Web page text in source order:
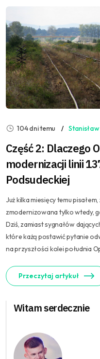
104 dni temu
Część 2: Dlaczego
modernizacji linii
Podsudeckiej
Już kilka miesięcy temu
zmodernizowana tylko wtedy,
Dziś, zamiast sygnałów
które każą postawić pytanie
na przyszłości kolei południa
Przeczytaj artykuł
Witam serdecznie